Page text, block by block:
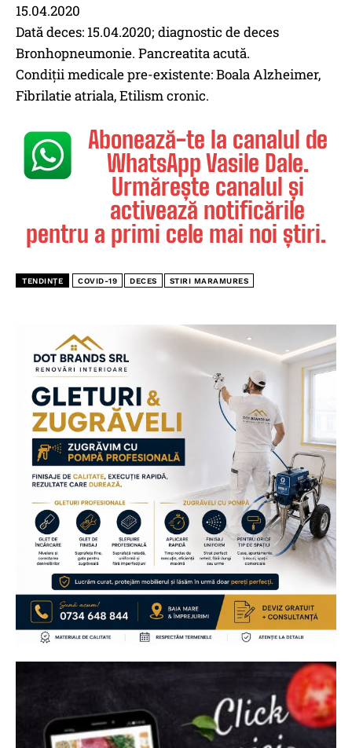
15.04.2020
Dată deces: 15.04.2020; diagnostic de deces
Bronhopneumonie. Pancreatita acută.
Condiții medicale pre-existente: Boala Alzheimer,
Fibrilatie atriala, Etilism cronic.
Abonează-te la canalul de
WhatsApp Vasile Dale.
Urmărește canalul și
activează notificările
pentru a primi cele mai noi știri.
TENDINȚE COVID-19 DECES STIRI MARAMURES